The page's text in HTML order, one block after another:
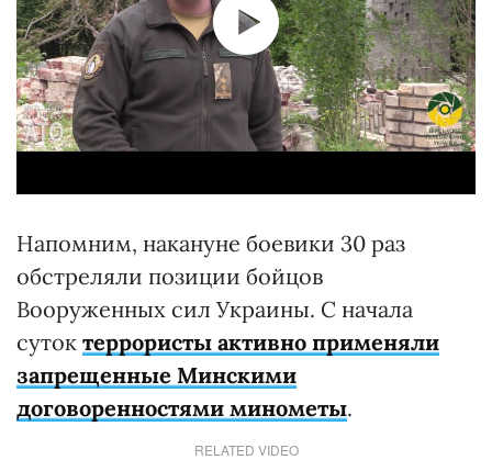
Напомним, накануне боевики 30 раз
обстреляли позиции бойцов
Вооруженных сил Украины. С начала
суток террористы активно применяли
запрещенные Минскими
договоренностями минометы.
RELATED VIDEO